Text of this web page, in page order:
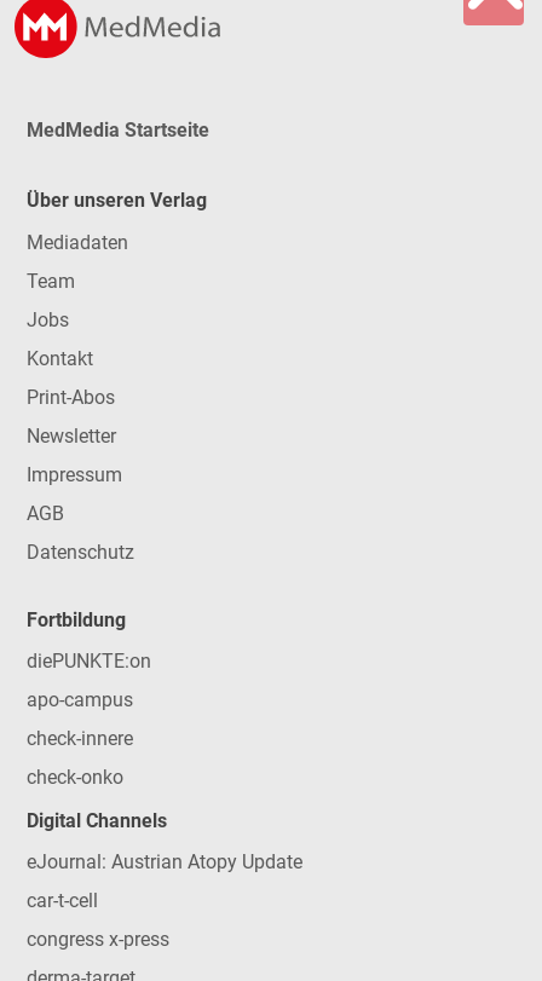
MedMedia Startseite
Über unseren Verlag
Mediadaten
Team
Jobs
Kontakt
Print-Abos
Newsletter
Impressum
AGB
Datenschutz
Fortbildung
diePUNKTE:on
apo-campus
check-innere
check-onko
Digital Channels
eJournal: Austrian Atopy Update
car-t-cell
congress x-press